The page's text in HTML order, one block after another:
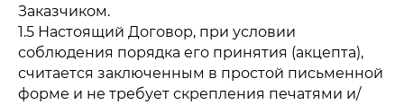
Заказчиком.
1.5 Настоящий Договор, при условии
соблюдения порядка его принятия (акцепта),
считается заключенным в простой письменной
форме и не требует скрепления печатями и/